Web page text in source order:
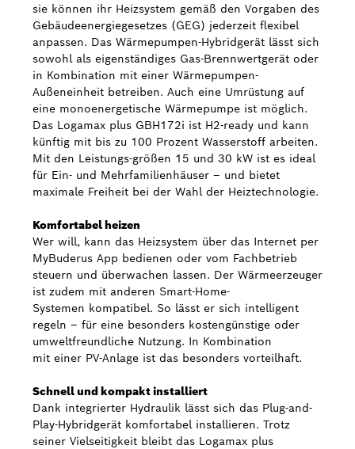
Karriere bei Bosch in Österreich
Bosch Weltweit
Kontakt
sie können ihr Heizsystem gemäß den Vorgaben des
Gebäudeenergiegesetzes (GEG) jederzeit flexibel
anpassen. Das Wärmepumpen-Hybridgerät lässt sich
sowohl als eigenständiges Gas-Brennwertgerät oder
in Kombination mit einer Wärmepumpen-
Außeneinheit betreiben. Auch eine Umrüstung auf
eine monoenergetische Wärmepumpe ist möglich.
Das Logamax plus GBH172i ist H2-ready und kann
künftig mit bis zu 100 Prozent Wasserstoff arbeiten.
Mit den Leistungs-größen 15 und 30 kW ist es ideal
für Ein- und Mehrfamilienhäuser – und bietet
maximale Freiheit bei der Wahl der Heiztechnologie.
Komfortabel heizen
Wer will, kann das Heizsystem über das Internet per
MyBuderus App bedienen oder vom Fachbetrieb
steuern und überwachen lassen. Der Wärmeerzeuger
ist zudem mit anderen Smart-Home-
Systemen kompatibel. So lässt er sich intelligent
regeln – für eine besonders kostengünstige oder
umweltfreundliche Nutzung. In Kombination
mit einer PV-Anlage ist das besonders vorteilhaft.
Schnell und kompakt installiert
Dank integrierter Hydraulik lässt sich das Plug-and-
Play-Hybridgerät komfortabel installieren. Trotz
seiner Vielseitigkeit bleibt das Logamax plus